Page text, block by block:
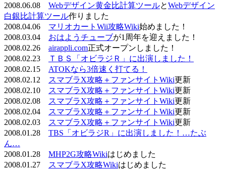
2008.06.08 Webデザイン黄金比計算ツールとWebデザイン
白銀比計算ツール作りました
2008.04.06 マリオカートWii攻略Wiki始めました！
2008.03.04 おはようチューブが1周年を迎えました！
2008.02.26 airappli.com正式オープンしました！
2008.02.23
ＴＢＳ「オビラジＲ」に出演しました！
2008.02.15 ATOKなら3倍速く打てる！
2008.02.12
スマブラX攻略＋ファンサイトWiki更新
2008.02.10
スマブラX攻略＋ファンサイトWiki更新
2008.02.08
スマブラX攻略＋ファンサイトWiki更新
2008.02.04
スマブラX攻略＋ファンサイトWiki更新
2008.02.03
スマブラX攻略＋ファンサイトWiki更新
2008.01.28 TBS「オビラジR」に出演しました！…たぶ
ん…
2008.01.28 MHP2G攻略Wikiはじめました
2008.01.27
スマブラX攻略Wikiはじめました